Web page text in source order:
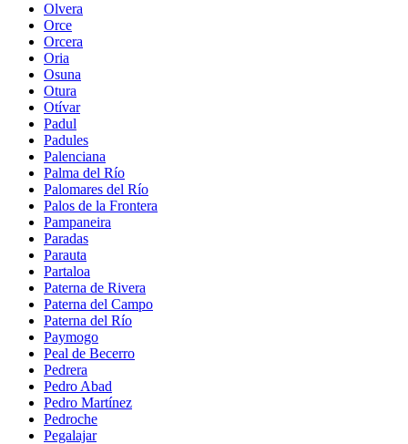
Olvera
Orce
Orcera
Oria
Osuna
Otura
Otívar
Padul
Padules
Palenciana
Palma del Río
Palomares del Río
Palos de la Frontera
Pampaneira
Paradas
Parauta
Partaloa
Paterna de Rivera
Paterna del Campo
Paterna del Río
Paymogo
Peal de Becerro
Pedrera
Pedro Abad
Pedro Martínez
Pedroche
Pegalajar